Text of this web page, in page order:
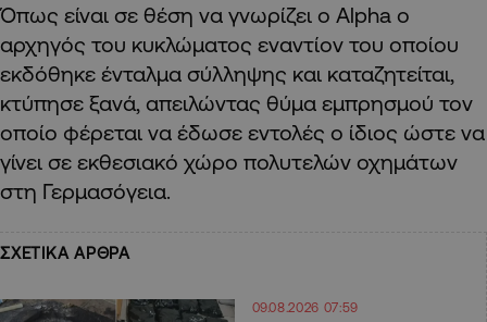
Όπως είναι σε θέση να γνωρίζει ο Alpha ο
αρχηγός του κυκλώματος εναντίον του οποίου
εκδόθηκε ένταλμα σύλληψης και καταζητείται,
κτύπησε ξανά, απειλώντας θύμα εμπρησμού τον
οποίο φέρεται να έδωσε εντολές ο ίδιος ώστε να
γίνει σε εκθεσιακό χώρο πολυτελών οχημάτων
στη Γερμασόγεια.
ΣΧΕΤΙΚΑ ΑΡΘΡΑ
09.08.2026 07:59